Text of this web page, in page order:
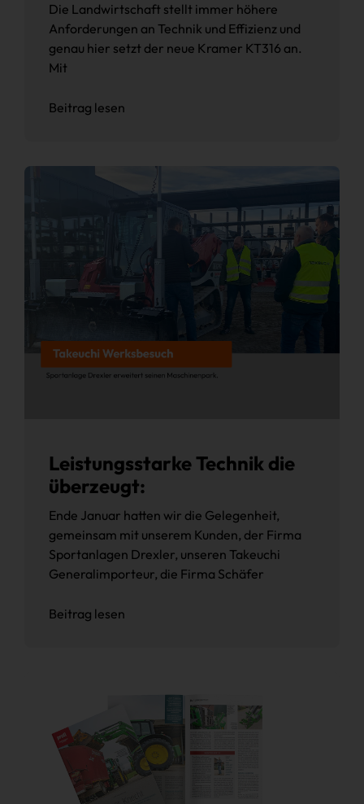
Die Landwirtschaft stellt immer höhere
Anforderungen an Technik und Effizienz und
genau hier setzt der neue Kramer KT316 an.
Mit
Beitrag lesen
Leistungsstarke Technik die
überzeugt:
Ende Januar hatten wir die Gelegenheit,
gemeinsam mit unserem Kunden, der Firma
Sportanlagen Drexler, unseren Takeuchi
Generalimporteur, die Firma Schäfer
Beitrag lesen